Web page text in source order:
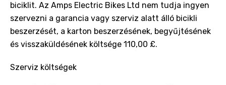
biciklit. Az Amps Electric Bikes Ltd nem tudja ingyen
szervezni a garancia vagy szerviz alatt álló bicikli
beszerzését, a karton beszerzésének, begyűjtésének
és visszaküldésének költsége 110,00 £.
Szerviz költségek